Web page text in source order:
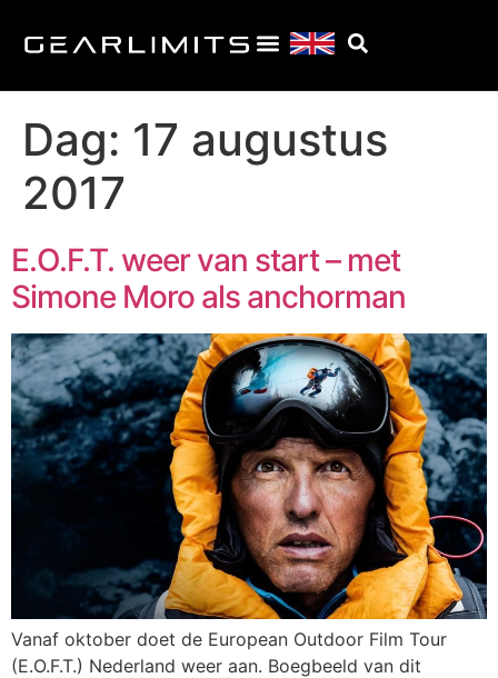
Dag: 17 augustus
2017
E.O.F.T. weer van start – met
Simone Moro als anchorman
Vanaf oktober doet de European Outdoor Film Tour
(E.O.F.T.) Nederland weer aan. Boegbeeld van dit